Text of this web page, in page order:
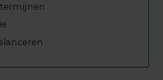
termijnen